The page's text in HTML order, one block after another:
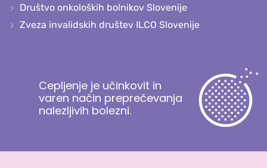
Društvo onkoloških bolnikov Slovenije
Zveza invalidskih društev ILCO Slovenije
Cepljenje je učinkovit in
varen način preprečevanja
nalezljivih bolezni.